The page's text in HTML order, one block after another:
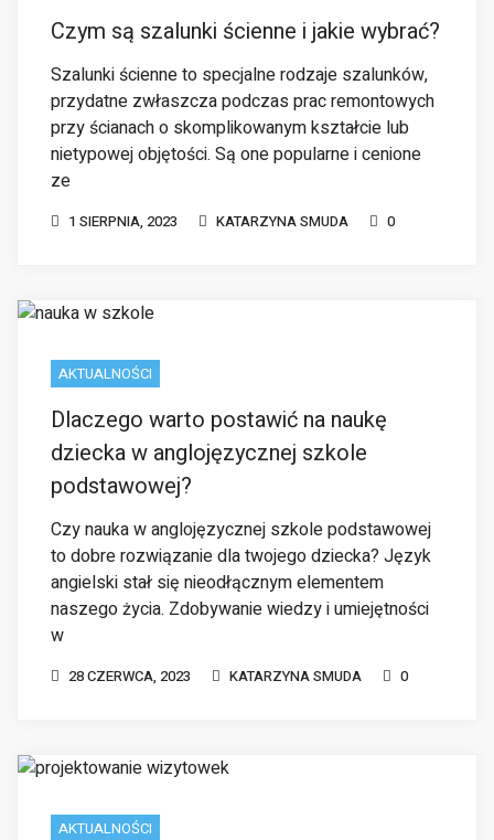
Czym są szalunki ścienne i jakie wybrać?
Szalunki ścienne to specjalne rodzaje szalunków,
przydatne zwłaszcza podczas prac remontowych
przy ścianach o skomplikowanym kształcie lub
nietypowej objętości. Są one popularne i cenione
ze
1 SIERPNIA, 2023 KATARZYNA SMUDA 0
AKTUALNOŚCI
Dlaczego warto postawić na naukę
dziecka w anglojęzycznej szkole
podstawowej?
Czy nauka w anglojęzycznej szkole podstawowej
to dobre rozwiązanie dla twojego dziecka? Język
angielski stał się nieodłącznym elementem
naszego życia. Zdobywanie wiedzy i umiejętności
w
28 CZERWCA, 2023 KATARZYNA SMUDA 0
AKTUALNOŚCI